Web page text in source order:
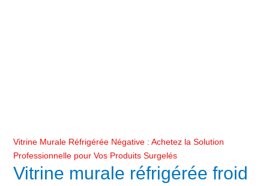
Vitrine Murale Réfrigérée Négative : Achetez la Solution
Professionnelle pour Vos Produits Surgelés
Vitrine murale réfrigérée froid